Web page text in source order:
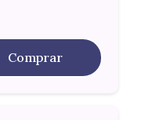
Comprar